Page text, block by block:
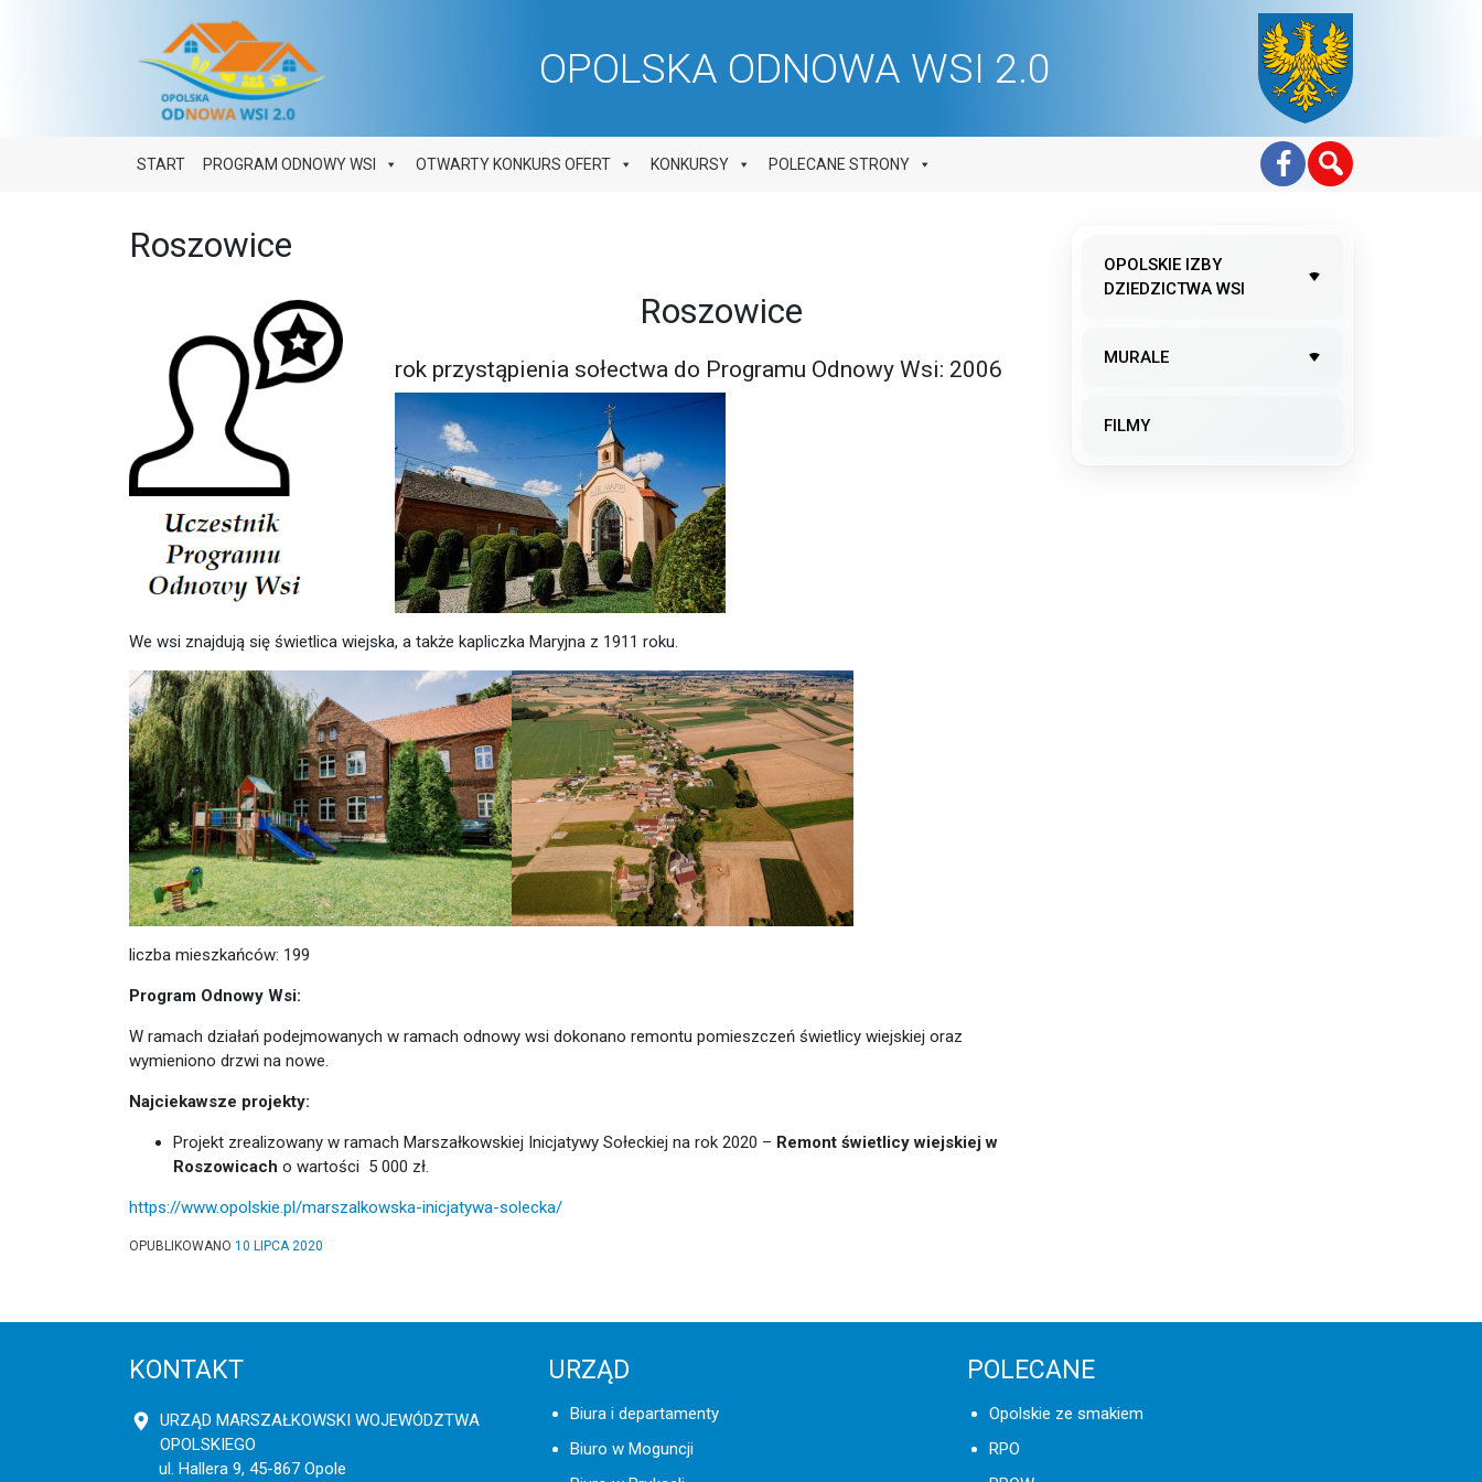
Main Navigation OPOLSKA ODNOWA WSI 2.0
START PROGRAM ODNOWY WSI OTWARTY KONKURS OFERT KONKURSY POLECANE STRONY
Roszowice
Roszowice
rok przystąpienia sołectwa do Programu Odnowy Wsi: 2006
We wsi znajdują się świetlica wiejska, a także kapliczka Maryjna z 1911 roku.
liczba mieszkańców: 199
Program Odnowy Wsi:
W ramach działań podejmowanych w ramach odnowy wsi dokonano remontu pomieszczeń świetlicy wiejskiej oraz
wymieniono drzwi na nowe.
Najciekawsze projekty:
Projekt zrealizowany w ramach Marszałkowskiej Inicjatywy Sołeckiej na rok 2020 – Remont świetlicy wiejskiej w
Roszowicach o wartości 5 000 zł.
https://www.opolskie.pl/marszalkowska-inicjatywa-solecka/
OPUBLIKOWANO 10 LIPCA 2020
OPOLSKIE IZBY
DZIEDZICTWA WSI
MURALE
FILMY
KONTAKT
URZĄD MARSZAŁKOWSKI WOJEWÓDZTWA
OPOLSKIEGO
ul. Hallera 9, 45-867 Opole
URZĄD
Biura i departamenty
Biuro w Moguncji
POLECANE
Opolskie ze smakiem
RPO